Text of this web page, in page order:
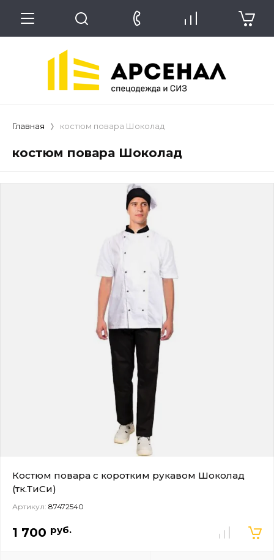
Главная костюм повара Шоколад
костюм повара Шоколад
Костюм повара с коротким рукавом Шоколад
(тк.ТиСи)
Артикул: 87472540
1 700 руб.